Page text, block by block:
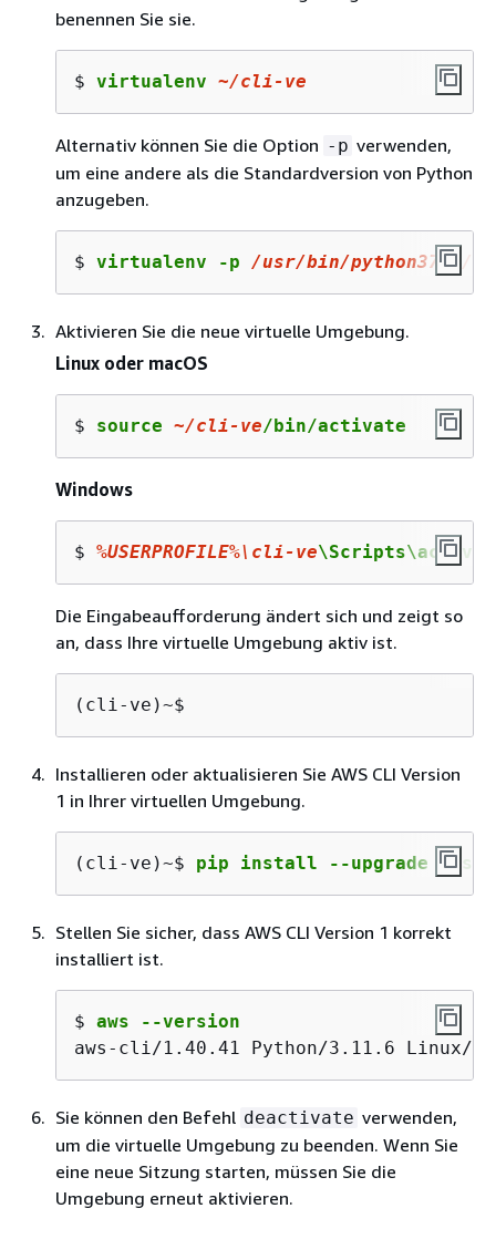
benennen Sie sie.
$ virtualenv ~/cli-ve
Alternativ können Sie die Option -p verwenden,
um eine andere als die Standardversion von Python
anzugeben.
$ virtualenv -p /usr/bin/python37 ~/
Aktivieren Sie die neue virtuelle Umgebung.
Linux oder macOS
$ source ~/cli-ve/bin/activate
Windows
$ %USERPROFILE%\cli-ve
Die Eingabeaufforderung ändert sich und zeigt so
an, dass Ihre virtuelle Umgebung aktiv ist.
(cli-ve)~$
Installieren oder aktualisieren Sie AWS CLI Version
1 in Ihrer virtuellen Umgebung.
(cli-ve)~$ pip install --upgrade
Stellen Sie sicher, dass AWS CLI Version 1 korrekt
installiert ist.
$ aws --version
aws-cli/1.40.41 Python/3.11.6 Linux/
Sie können den Befehl deactivate verwenden,
um die virtuelle Umgebung zu beenden. Wenn Sie
eine neue Sitzung starten, müssen Sie die
Umgebung erneut aktivieren.